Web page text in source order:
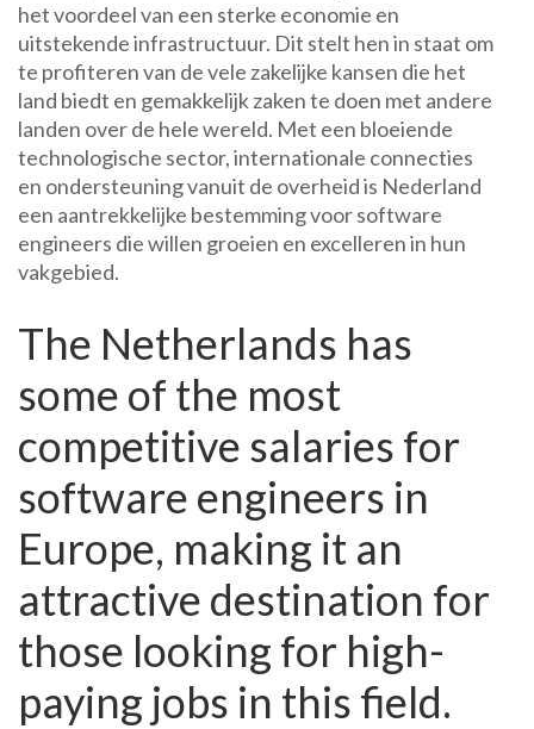
het voordeel van een sterke economie en
uitstekende infrastructuur. Dit stelt hen in staat om
te profiteren van de vele zakelijke kansen die het
land biedt en gemakkelijk zaken te doen met andere
landen over de hele wereld. Met een bloeiende
technologische sector, internationale connecties
en ondersteuning vanuit de overheid is Nederland
een aantrekkelijke bestemming voor software
engineers die willen groeien en excelleren in hun
vakgebied.
The Netherlands has
some of the most
competitive salaries for
software engineers in
Europe, making it an
attractive destination for
those looking for high-
paying jobs in this field.